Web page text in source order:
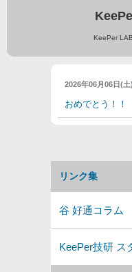
KeePer
2026年06月06日(土)
おめでとう！
リンク集
谷 好通コラム
KeePer技研 ス